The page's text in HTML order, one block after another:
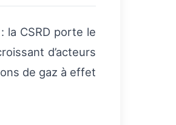
la CSRD porte le
d’acteurs
de gaz à effet